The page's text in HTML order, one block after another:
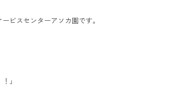
ビスセンターアソカ園です。
」